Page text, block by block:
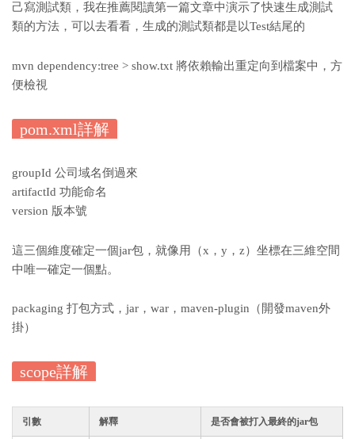
己寫測試類，我在推薦閱讀第一篇文章中演示了快速生成測試
類的方法，可以去看看，生成的測試類都是以Test結尾的
mvn dependency:tree > show.txt 將依賴輸出重定向到檔案中，方
便檢視
pom.xml詳解
groupId 公司域名倒過來
artifactId 功能命名
version 版本號
這三個維度確定一個jar包，就像用（x，y，z）坐標在三維空間
中唯一確定一個點。
packaging 打包方式，jar，war，maven-plugin（開發maven外
掛）
scope詳解
引數 解釋 是否會被打入最終的jar包